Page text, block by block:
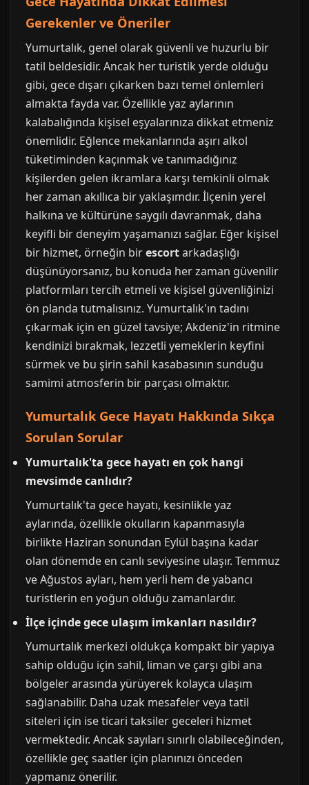
Gerekenler ve Öneriler
Yumurtalık, genel olarak güvenli ve huzurlu bir
tatil beldesidir. Ancak her turistik yerde olduğu
gibi, gece dışarı çıkarken bazı temel önlemleri
almakta fayda var. Özellikle yaz aylarının
kalabalığında kişisel eşyalarınıza dikkat etmeniz
önemlidir. Eğlence mekanlarında aşırı alkol
tüketiminden kaçınmak ve tanımadığınız
kişilerden gelen ikramlara karşı temkinli olmak
her zaman akıllıca bir yaklaşımdır. İlçenin yerel
halkına ve kültürüne saygılı davranmak, daha
keyifli bir deneyim yaşamanızı sağlar. Eğer kişisel
bir hizmet, örneğin birescortarkadaşlığı
düşünüyorsanız, bu konuda her zaman güvenilir
platformları tercih etmeli ve kişisel güvenliğinizi
ön planda tutmalısınız. Yumurtalık'ın tadını
çıkarmak için en güzel tavsiye; Akdeniz'in ritmine
kendinizi bırakmak, lezzetli yemeklerin keyfini
sürmek ve bu şirin sahil kasabasının sunduğu
samimi atmosferin bir parçası olmaktır.
Yumurtalık Gece Hayatı Hakkında Sıkça
Sorulan Sorular
Yumurtalık'ta gece hayatı en çok hangi
mevsimde canlıdır?
Yumurtalık'ta gece hayatı, kesinlikle yaz
aylarında, özellikle okulların kapanmasıyla
birlikte Haziran sonundan Eylül başına kadar
olan dönemde en canlı seviyesine ulaşır. Temmuz
ve Ağustos ayları, hem yerli hem de yabancı
turistlerin en yoğun olduğu zamanlardır.
İlçe içinde gece ulaşım imkanları nasıldır?
Yumurtalık merkezi oldukça kompakt bir yapıya
sahip olduğu için sahil, liman ve çarşı gibi ana
bölgeler arasında yürüyerek kolayca ulaşım
sağlanabilir. Daha uzak mesafeler veya tatil
siteleri için ise ticari taksiler geceleri hizmet
vermektedir. Ancak sayıları sınırlı olabileceğinden,
özellikle geç saatler için planınızı önceden
yapmanız önerilir.